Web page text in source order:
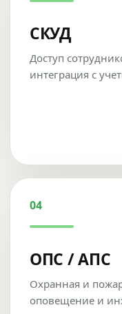
СКУД
Доступ
интеграция с
04
ОПС / АПС
Охранная и
оповещение и